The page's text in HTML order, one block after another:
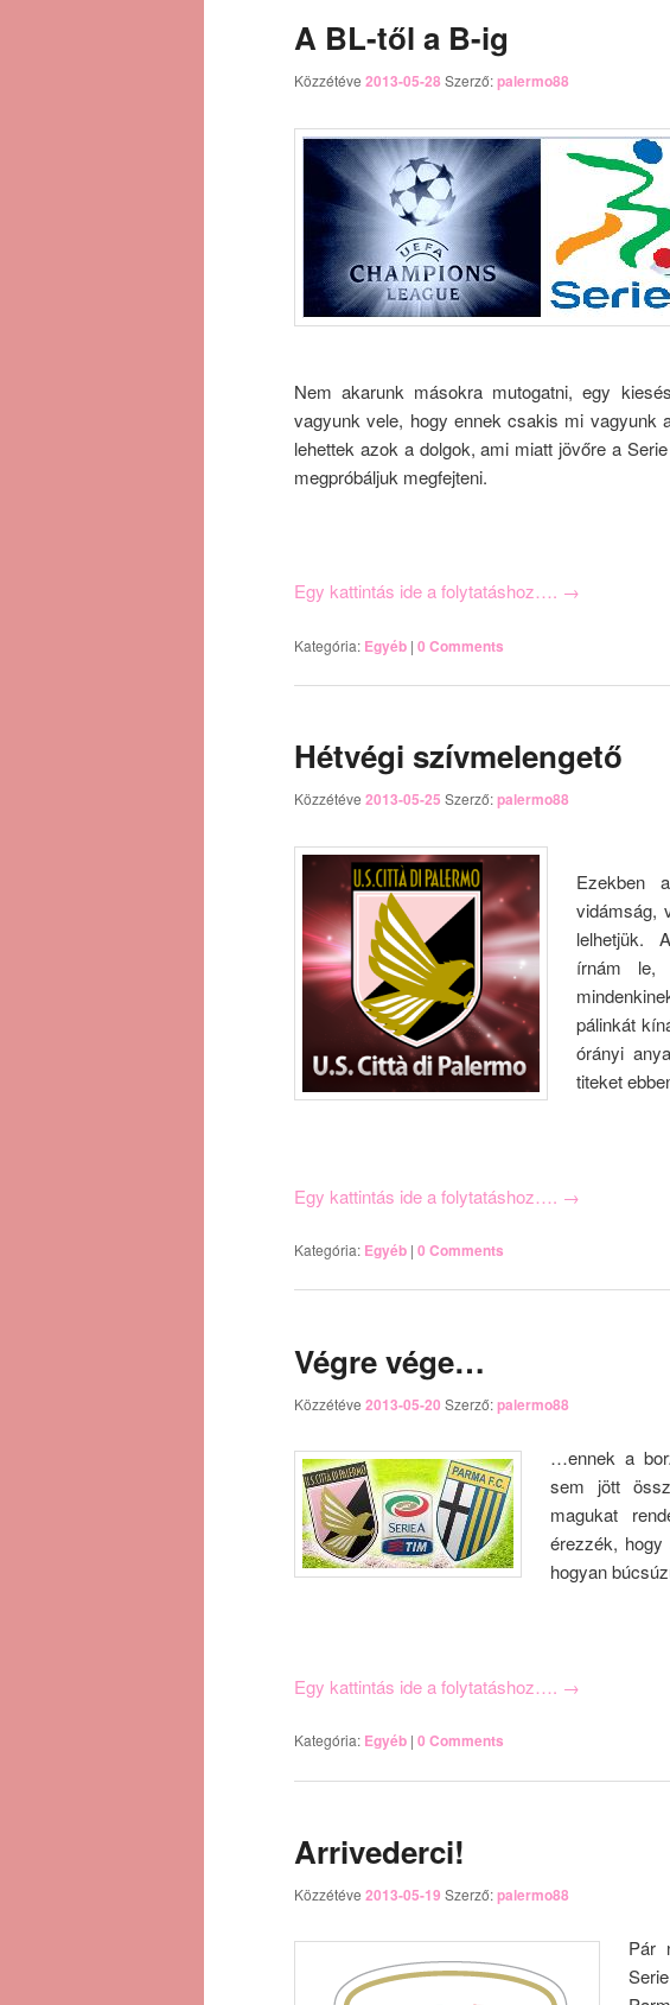
A BL-től a B-ig
Közzétéve 2013-05-28Szerző:palermo88
Nem akarunk másokra mutogatni, egy
vagyunk vele, hogy ennek csakis mi vagyunk
lehettek azok a dolgok, ami miatt jövőre a
megpróbáljuk megfejteni.
Egy kattintás ide a folytatáshoz…. →
Kategória: Egyéb | 0 Comments
Hétvégi szívmelengető
Közzétéve 2013-05-25 Szerző:palermo88
Ezekben
vidámság,
lelhetjük.
írnám le,
pálinkát
órányi
titeket
Egy kattintás ide a folytatáshoz…. →
Kategória: Egyéb | 0 Comments
Végre vége…
Közzétéve 2013-05-20 Szerző:palermo88
…ennek a
sem jött
magukat
érezzék,
hogyan
Egy kattintás ide a folytatáshoz…. →
Kategória: Egyéb | 0 Comments
Arrivederci!
Közzétéve 2013-05-19 Szerző:palermo88
Pár